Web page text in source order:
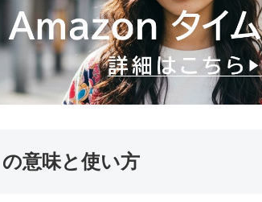
の意味と使い方